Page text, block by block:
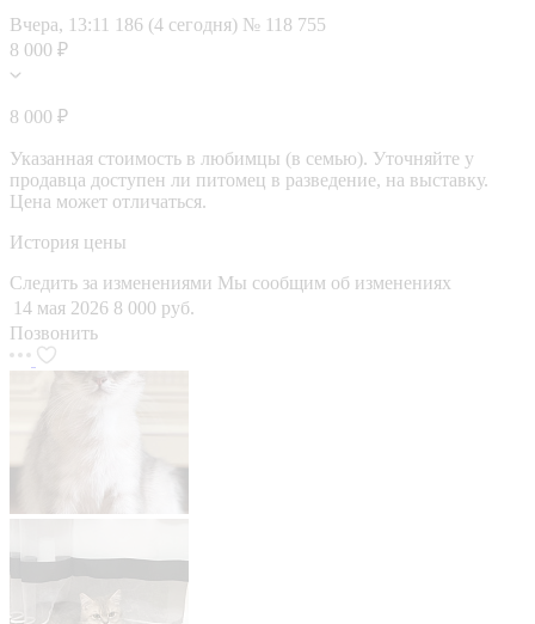
Вчера, 13:11 186 (4 сегодня) № 118 755
8 000 ₽
8 000 ₽
Указанная стоимость в любимцы (в семью). Уточняйте у
продавца доступен ли питомец в разведение, на выставку.
Цена может отличаться.
История цены
Следить за изменениями Мы сообщим об изменениях
14 мая 2026 8 000 руб.
Позвонить